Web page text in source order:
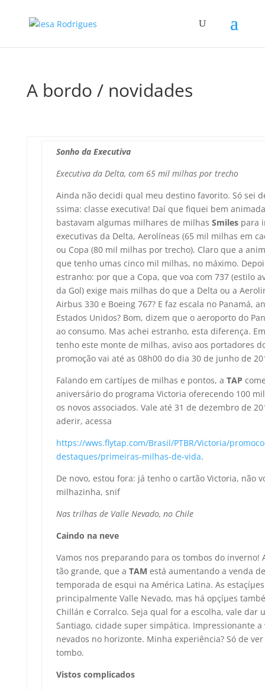
A bordo / novidades
Sonho da Executiva
Executiva da Delta, com 65 mil milhas por trecho
Ainda não decidi qual meu destino favorito. Só sei
ssima: classe executiva! Daí­ que fiquei bem
bastavam algumas milhares de milhas Smilespara
executivas da Delta, Aerolí­neas (65 mil milhas em
ou Copa (80 mil milhas por trecho). Claro que a
que tenho umas cinco mil milhas, no máximo.
estranho: por que a Copa, que voa com 737 (estilo
da Gol) exige mais milhas do que a Delta ou a
Airbus 330 e Boeing 767? E faz escala no Panamá,
Estados Unidos? Bom, dizem que o aeroporto do
ao consumo. Mas achei estranho, esta diferença.
tenho este monte de milhas, aviso aos portadores
promoção vai até as 08h00 do dia 30 de junho de
Falando em cartíµes de milhas e pontos, a TAP
aniversário do programa Victoria oferecendo 100
os novos associados. Vale até 31 de dezembro de
aderir, acessa
https://wws.flytap.com/Brasil/PTBR/Victoria/
destaques/primeiras-milhas-de-vida.
De novo, estou fora: já tenho o cartão Victoria, não
milhazinha, snif
Nas trilhas de Valle Nevado, no Chile
Caindo na neve
Vamos nos preparando para os tombos do inverno!
tão grande, que a TAM está aumentando a venda
temporada de esqui na América Latina. As
principalmente Valle Nevado, mas há opçíµes
Chillán e Corralco. Seja qual for a escolha, vale dar
Santiago, cidade super simpática. Impressionante a
nevados no horizonte. Minha experiência? Só de
tombo.
Vistos complicados